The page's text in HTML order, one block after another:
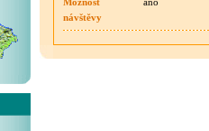
Možnost
návštěvy
ano